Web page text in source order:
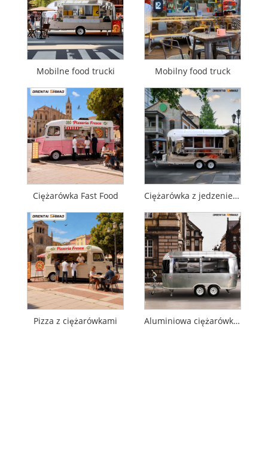
Mobilne food trucki Mobilny food truck
Ciężarówka Fast Food Ciężarówka z jedzeniem z piekarni
Pizza z ciężarówkami Aluminiowa ciężarówka z jedzeniem Airstream